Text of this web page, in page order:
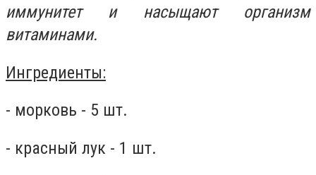
иммунитет и насыщают организм
витаминами.
Ингредиенты:
- морковь - 5 шт.
- красный лук - 1 шт.